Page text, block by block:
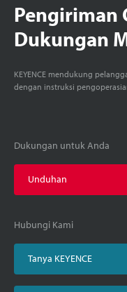
Pengiriman
Dukungan
KEYENCE mendukung
dengan instruksi
Dukungan untuk Anda
Unduhan
Hubungi Kami
Tanya KEYENCE